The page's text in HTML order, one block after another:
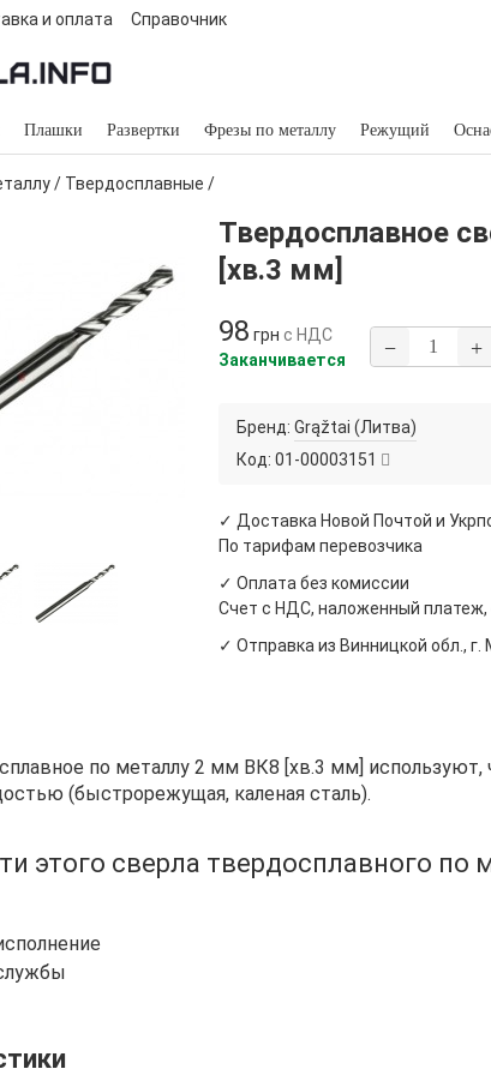
и оплата Справочник
Плашки Развертки Фрезы по металлу Режущий
/ Твердосплавные /
Твердосплавное
[хв.3 мм]
98 грн с НДС
Заканчивается
− +
Бренд: Grąžtai (Литва)
Код: 01-00003151
✓ Доставка Новой Почтой и
По тарифам перевозчика
✓ Оплата без комиссии
Счет с НДС, наложенный платеж,
✓ Отправка из Винницкой обл.,
по металлу 2 мм ВК8 [хв.3 мм] используют,
(быстрорежущая, каленая сталь).
этого сверла твердосплавного по